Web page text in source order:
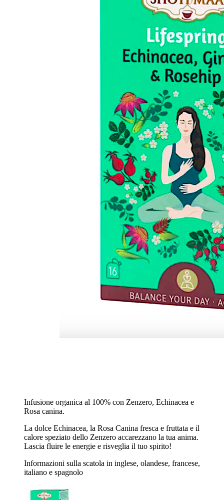
Infusione organica al 100% con Zenzero, Echinacea e
Rosa canina.
La dolce Echinacea, la Rosa Canina fresca e fruttata e il
calore speziato dello Zenzero accarezzano la tua anima.
Lascia fluire le energie e risveglia il tuo spirito!
Informazioni sulla scatola in inglese, olandese, francese,
italiano e spagnolo